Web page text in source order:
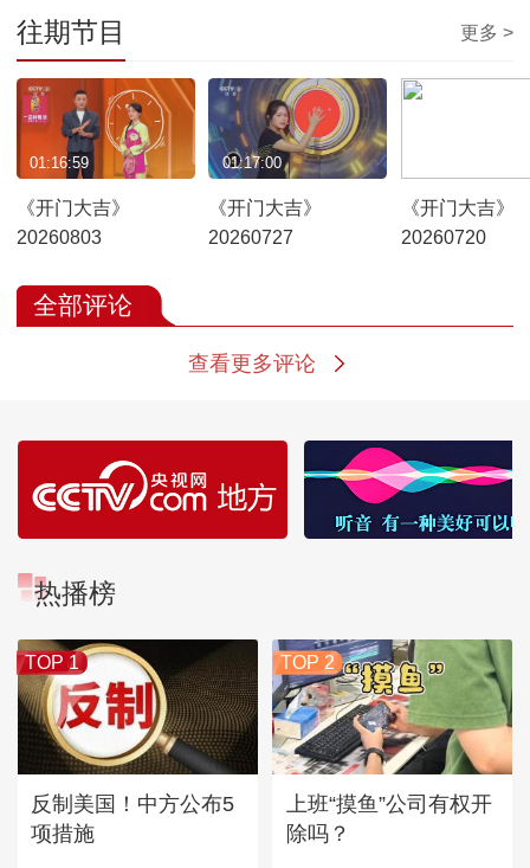
往期节目 更多 >
《开门大吉》
20260803
01:16:59
《开门大吉》
20260727
01:17:00
《开门大吉》
20260720
全部评论
查看更多评论
热播榜
TOP 1
反制美国！中方公布5
项措施
TOP 2
上班“摸鱼”公司有权开
除吗？